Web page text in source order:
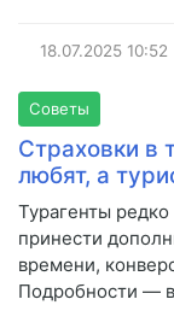
18.07.2025 10:52
Советы
Страховки в
любят, а
Турагенты
принести
времени,
Подробности —